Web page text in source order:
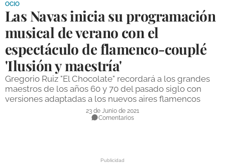
DEPORTES
COMPETICIONES
DEPORTE BASE
OPINIÓN
VENTANA CIUDADANA
OCIO
Las Navas inicia su programación
musical de verano con el
espectáculo de flamenco-couplé
'Ilusión y maestría'
Gregorio Ruiz "El Chocolate" recordará a los grandes
maestros de los años 60 y 70 del pasado siglo con
versiones adaptadas a los nuevos aires flamencos
23 de Junio de 2021
Comentarios